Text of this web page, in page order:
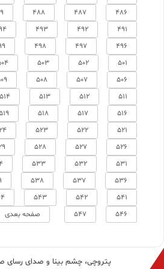
486
487
488
491
492
493
496
497
498
501
502
503
506
507
508
511
512
513
514
516
517
518
521
522
523
526
527
528
531
532
533
536
537
538
541
542
543
546
547 صفحه بعدی
پتروچی، چشم بینا و صدای رسای